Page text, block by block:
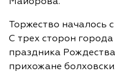
Торжество началось
С трех сторон
праздника
прихожане